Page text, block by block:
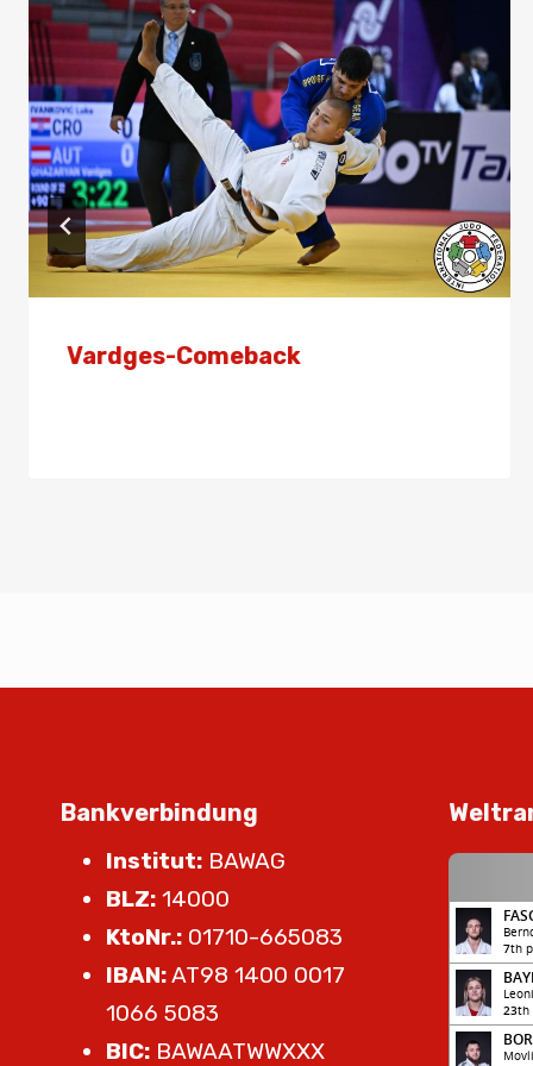
Vardges-Comeback
Bankverbindung
Institut: BAWAG
BLZ: 14000
KtoNr.: 01710-665083
IBAN:AT98 1400 0017
1066 5083
BIC: BAWAATWWXXX